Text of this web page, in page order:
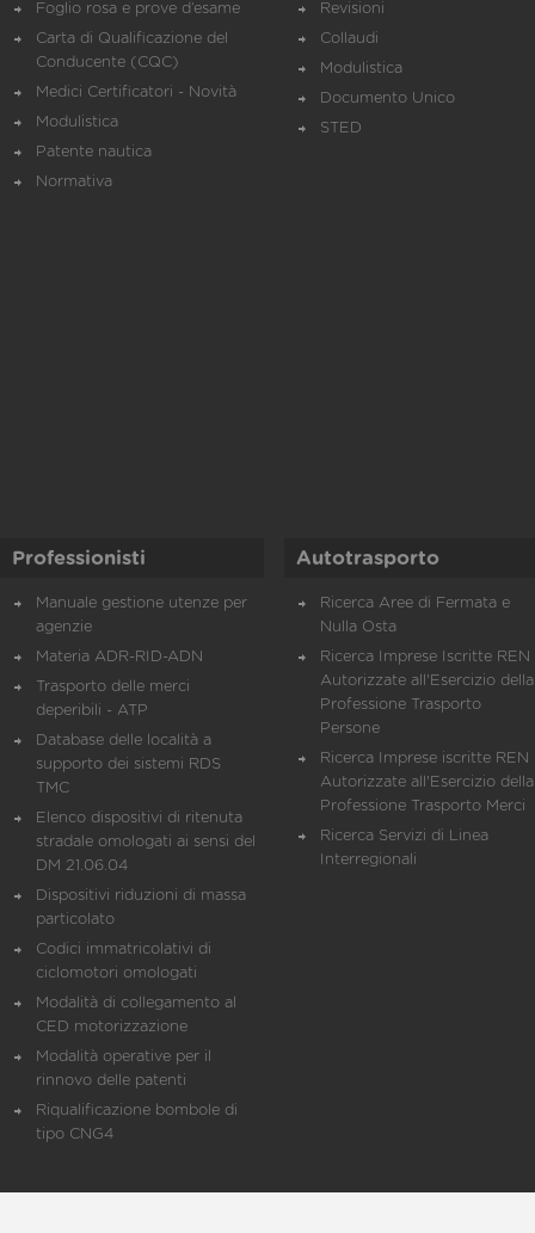
Foglio rosa e prove d’esame
Carta di Qualificazione del
Conducente (CQC)
Medici Certificatori - Novità
Modulistica
Patente nautica
Normativa
Revisioni
Collaudi
Modulistica
Documento Unico
STED
Professionisti
Manuale gestione utenze per
agenzie
Materia ADR-RID-ADN
Trasporto delle merci
deperibili - ATP
Database delle località a
supporto dei sistemi RDS
TMC
Elenco dispositivi di ritenuta
stradale omologati ai sensi del
DM 21.06.04
Dispositivi riduzioni di massa
particolato
Codici immatricolativi di
ciclomotori omologati
Modalità di collegamento al
CED motorizzazione
Modalità operative per il
rinnovo delle patenti
Riqualificazione bombole di
tipo CNG4
Autotrasporto
Ricerca Aree di Fermata e
Nulla Osta
Ricerca Imprese Iscritte REN
Autorizzate all'Esercizio della
Professione Trasporto
Persone
Ricerca Imprese iscritte REN
Autorizzate all'Esercizio della
Professione Trasporto Merci
Ricerca Servizi di Linea
Interregionali